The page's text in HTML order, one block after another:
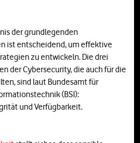
der grundlegenden
ist entscheidend, um effektive
zu entwickeln. Die drei
der Cybersecurity, die auch für die
sind laut Bundesamt für
(BSI):
und Verfügbarkeit.